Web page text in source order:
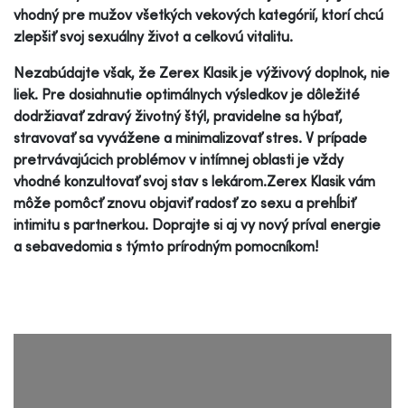
vhodný pre mužov všetkých vekových kategórií, ktorí chcú
zlepšiť svoj sexuálny život a celkovú vitalitu.
Nezabúdajte však, že Zerex Klasik je výživový doplnok, nie
liek. Pre dosiahnutie optimálnych výsledkov je dôležité
dodržiavať zdravý životný štýl, pravidelne sa hýbať,
stravovať sa vyvážene a minimalizovať stres. V prípade
pretrvávajúcich problémov v intímnej oblasti je vždy
vhodné konzultovať svoj stav s lekárom.Zerex Klasik vám
môže pomôcť znovu objaviť radosť zo sexu a prehĺbiť
intimitu s partnerkou. Doprajte si aj vy nový príval energie
a sebavedomia s týmto prírodným pomocníkom!